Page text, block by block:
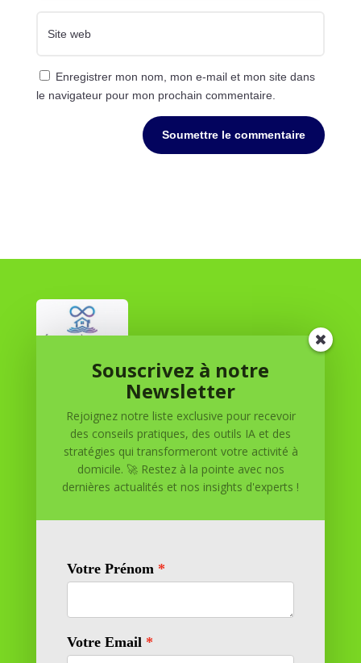
Enregistrer mon nom, mon e-mail et mon site dans
le navigateur pour mon prochain commentaire.
Soumettre le commentaire
Réussite à Domicile
Réussite à Domicile est votre partenaire de confiance
pour atteindre vos objectifs depuis le confort de votre
maison. Nous offrons des solutions personnalisées pour
vous aider à réussir.
11 rue Richelieu
69100 VILLEURBANNE
Souscrivez à notre
Newsletter
Rejoignez notre liste exclusive pour recevoir
des conseils pratiques, des outils IA et des
stratégies qui transformeront votre activité à
domicile. 🚀 Restez à la pointe avec nos
dernières actualités et nos insights d'experts !